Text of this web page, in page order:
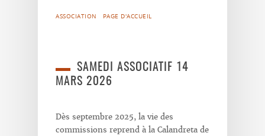
ASSOCIATION PAGE D'ACCUEIL
SAMEDI ASSOCIATIF 14
MARS 2026
Dès septembre 2025, la vie des
commissions reprend à la Calandreta de